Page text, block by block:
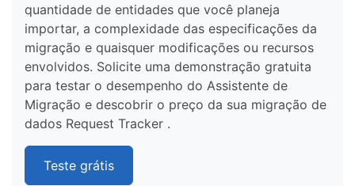
quantidade de entidades que você planeja
importar, a complexidade das especificações da
migração e quaisquer modificações ou recursos
envolvidos. Solicite uma demonstração gratuita
para testar o desempenho do Assistente de
Migração e descobrir o preço da sua migração de
dados Request Tracker .
Teste grátis